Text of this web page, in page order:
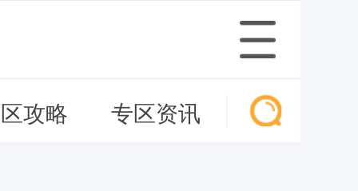
攻略 专区资讯